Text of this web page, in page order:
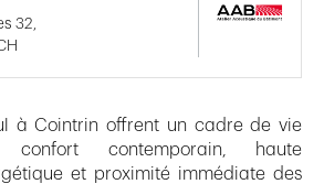
à Cointrin offrent un cadre de vie
contemporain, haute
et proximité immédiate des
32,